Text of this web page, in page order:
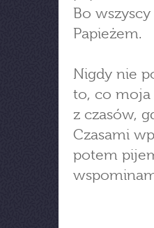
Bo
Papieżem.
Nigdy nie
to, co moja
z czasów,
Czasami
potem